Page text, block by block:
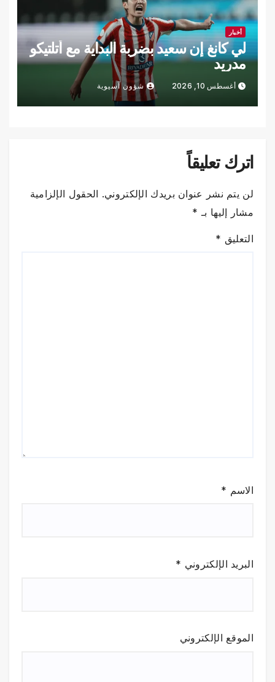
أخبار
لي كانغ إن سعيد بضربة البداية مع أتلتيكو
مدريد
أغسطس 10, 2026 شؤون آسيوية
اترك تعليقاً
لن يتم نشر عنوان بريدك الإلكتروني. الحقول الإلزامية
مشار إليها بـ *
التعليق *
الاسم *
البريد الإلكتروني *
الموقع الإلكتروني